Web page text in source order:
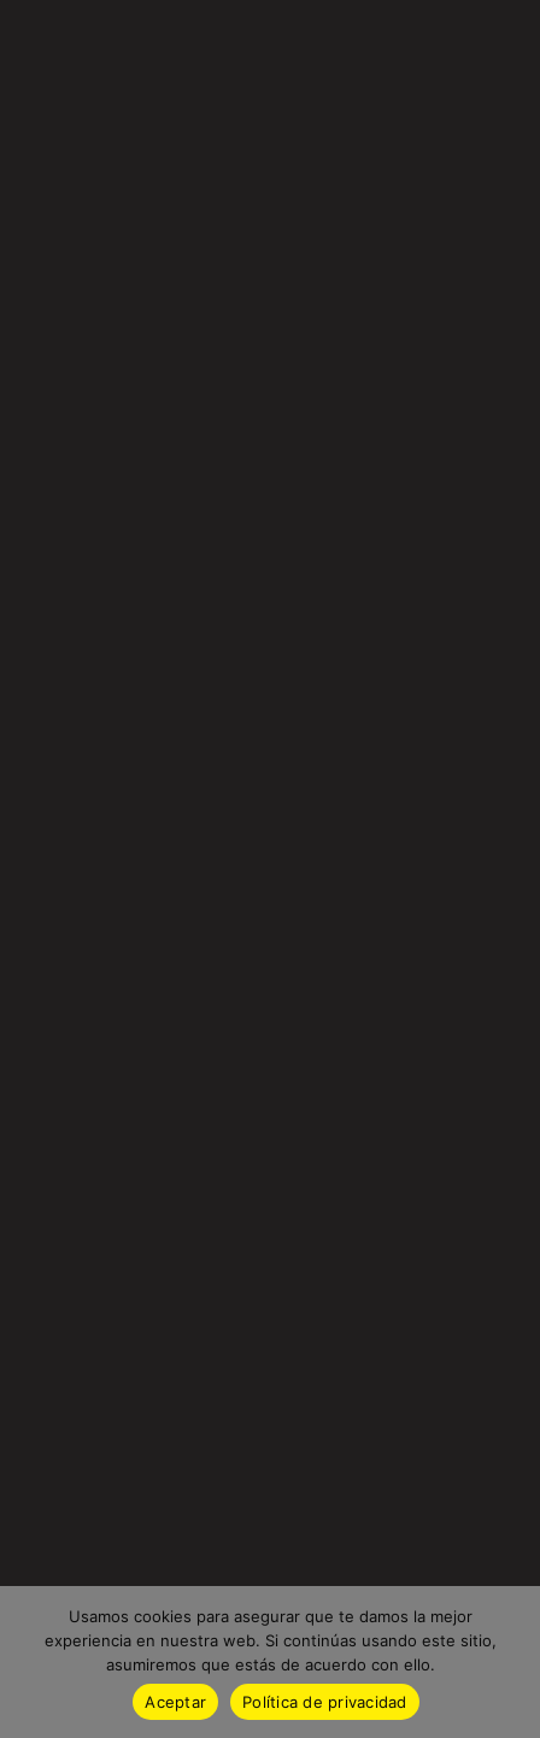
Usamos cookies para asegurar que te damos la mejor
experiencia en nuestra web. Si continúas usando este sitio,
asumiremos que estás de acuerdo con ello.
Aceptar
Política de privacidad